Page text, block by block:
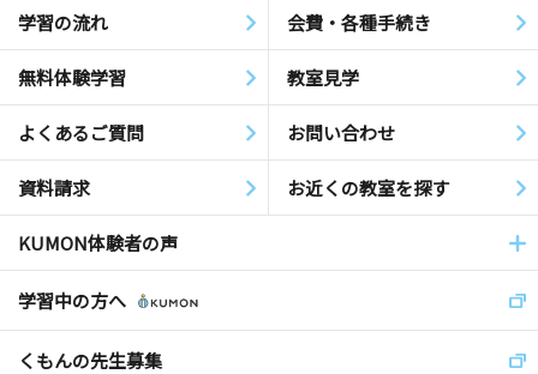
学習の流れ 会費・各種手続き
無料体験学習 教室見学
よくあるご質問 お問い合わせ
資料請求 お近くの教室を探す
KUMON体験者の声
学習中の方へ
くもんの先生募集